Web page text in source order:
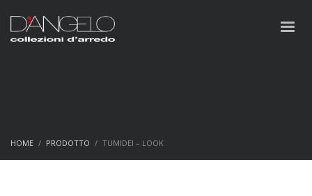
HOME PRODOTTO TUMIDEI – LOOK